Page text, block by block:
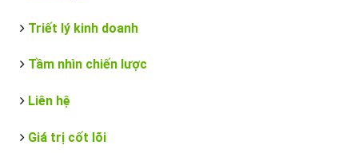
Triết lý kinh doanh
Tầm nhìn chiến lược
Liên hệ
Giá trị cốt lõi